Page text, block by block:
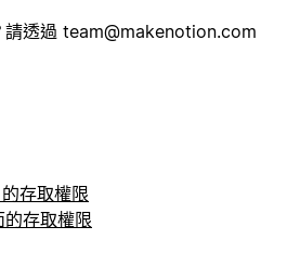
請透過 team@makenotion.com
存取權限
存取權限